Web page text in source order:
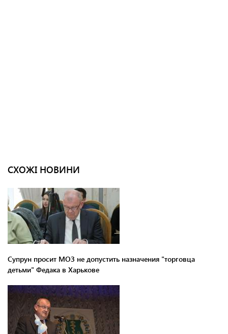
СХОЖІ НОВИНИ
Супрун просит МОЗ не допустить назначения "торговца
детьми" Федака в Харькове